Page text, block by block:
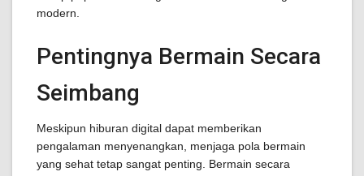
modern.
Pentingnya Bermain Secara
Seimbang
Meskipun hiburan digital dapat memberikan
pengalaman menyenangkan, menjaga pola bermain
yang sehat tetap sangat penting. Bermain secara